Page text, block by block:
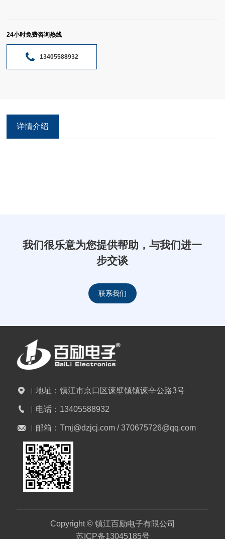
24小时免费咨询热线
13405588932
详情介绍
我们很乐意为您提供帮助，与我们进一
步交谈
联系我们
地址： 镇江市京口区谏壁镇镇谏辛公路3号
电话： 13405588932
邮箱： Tmj@dzjcj.com / 370675726@qq.com
Copyright © 镇江百励电子有限公司
苏ICP备13045185号